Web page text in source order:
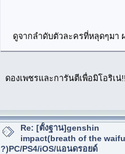
ดูจากลำดับตัวละครที่หลุดๆมา
ดองเพชรและการันตีเพื่อมิโอริเ
Re: [ตั้งฐาน]genshin
impact(breath of the waifu
?)PC/PS4/iOS/แอนดรอยด์